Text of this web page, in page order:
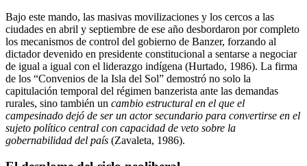
Bajo este mando, las masivas movilizaciones y los cercos a las
ciudades en abril y septiembre de ese año desbordaron por completo
los mecanismos de control del gobierno de Banzer, forzando al
dictador devenido en presidente constitucional a sentarse a negociar
de igual a igual con el liderazgo indígena (Hurtado, 1986). La firma
de los “Convenios de la Isla del Sol” demostró no solo la
capitulación temporal del régimen banzerista ante las demandas
rurales, sino también un cambio estructural en el que el
campesinado dejó de ser un actor secundario para convertirse en el
sujeto político central con capacidad de veto sobre la
gobernabilidad del país (Zavaleta, 1986).